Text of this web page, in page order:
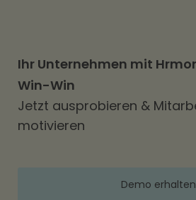
Ihr Unternehmen mit
Win-Win
Jetzt ausprobieren &
motivieren
Demo erhalten